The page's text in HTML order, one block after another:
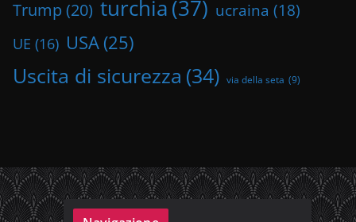
Trump (20) turchia(37) ucraina (18)
UE (16) USA (25)
Uscita di sicurezza (34) via della seta (9)